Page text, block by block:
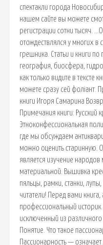
спектакли города
нашем сайте вы можете
регистрации сотни тысяч.
отождествлялся у многих
грешника. Статьи и книги
география, биосфера,
как только видите в тексте
можете сразу сей фоліант.
книги Игоря Самарина
Примечания книги: Русский
Этноконфессиональная
где мы обсуждаем
можно оценить старинную.
является изучение
материальной. Вышивка
пяльцы, рамки, станки,
читатели! Перед вами
профессиональный
исключенный из различного
Понятие. Что такое
Пассионарность —